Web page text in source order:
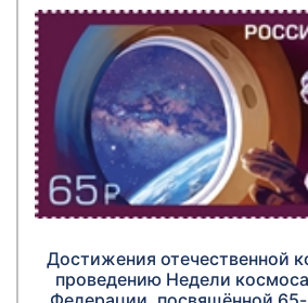
Достижения отечественной
проведению Недели